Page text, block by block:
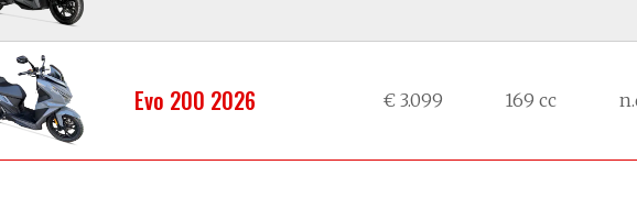
Evo 200 2026 € 3.099 169 cc